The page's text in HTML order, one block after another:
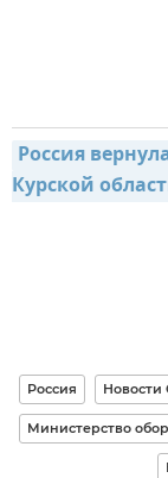
Россия
Курской
Россия Новости
Министерство